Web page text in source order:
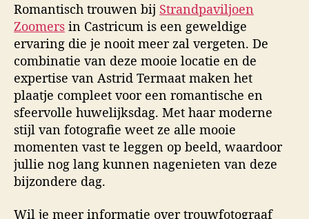
Romantisch trouwen bij Strandpaviljoen
Zoomers in Castricum is een geweldige
ervaring die je nooit meer zal vergeten. De
combinatie van deze mooie locatie en de
expertise van Astrid Termaat maken het
plaatje compleet voor een romantische en
sfeervolle huwelijksdag. Met haar moderne
stijl van fotografie weet ze alle mooie
momenten vast te leggen op beeld, waardoor
jullie nog lang kunnen nagenieten van deze
bijzondere dag.
Wil je meer informatie over trouwfotograaf